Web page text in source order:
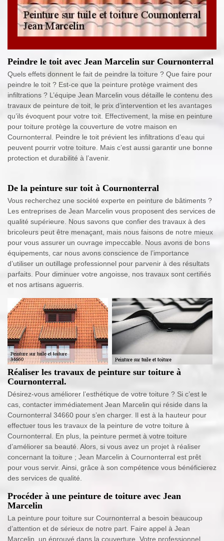
Peindre le toit avec Jean Marcelin sur Cournonterral
Quels effets donnent le fait de peindre la toiture ? Que faire pour
peindre le toit ? Est-ce que la peinture protège vraiment des
infiltrations ? L’équipe Jean Marcelin vous détaille le contenu des
travaux de peinture de toit, le prix d’intervention et les avantages
qu’ils évoquent pour votre toit. Effectivement, la mise en peinture
pour toiture protège la couverture de votre maison en
Cournonterral. Peindre le toit prévient les infiltrations d’eau qui
peuvent pourrir votre toiture. Mais c’est aussi garantir une bonne
protection et durabilité à l’avenir.
De la peinture sur toit à Cournonterral
Vous recherchez une société experte en peinture de bâtiments ?
Les entreprises de Jean Marcelin vous proposent des services de
qualité supérieure. Nous savons que confier des travaux à des
bricoleurs peut être menaçant, mais nous faisons de notre mieux
pour vous assurer un ouvrage impeccable. Nous avons de bons
équipements, car nous avons conscience de l’importance
d’utiliser un outillage professionnel pour parvenir à des résultats
parfaits. Pour diminuer votre angoisse, nos travaux sont certifiés
et nos artisans aguerris.
Réaliser les travaux de peinture sur toiture à
Cournonterral.
Désirez-vous améliorer l’esthétique de votre toiture ? Si c’est le
cas, contacter immédiatement Jean Marcelin qui réside dans la
Cournonterral 34660 pour s’en charger. Il est à la hauteur pour
effectuer tous les travaux de la peinture de votre toiture à
Cournonterral. En plus, la peinture permet à votre toiture
d’améliorer sa beauté. Alors, si vous avez un projet à réaliser
concernant la toiture ; Jean Marcelin à Cournonterral est prêt
pour vous servir. Ainsi, grâce à son compétence vous bénéficierez
des services de qualité.
Procéder à une peinture de toiture avec Jean
Marcelin
La peinture pour toiture sur Cournonterral a besoin beaucoup
d’attention et de sérieux de notre part. Faire appel à Jean
Marcelin, un éprouvé dans la couverture. Votre professionnel